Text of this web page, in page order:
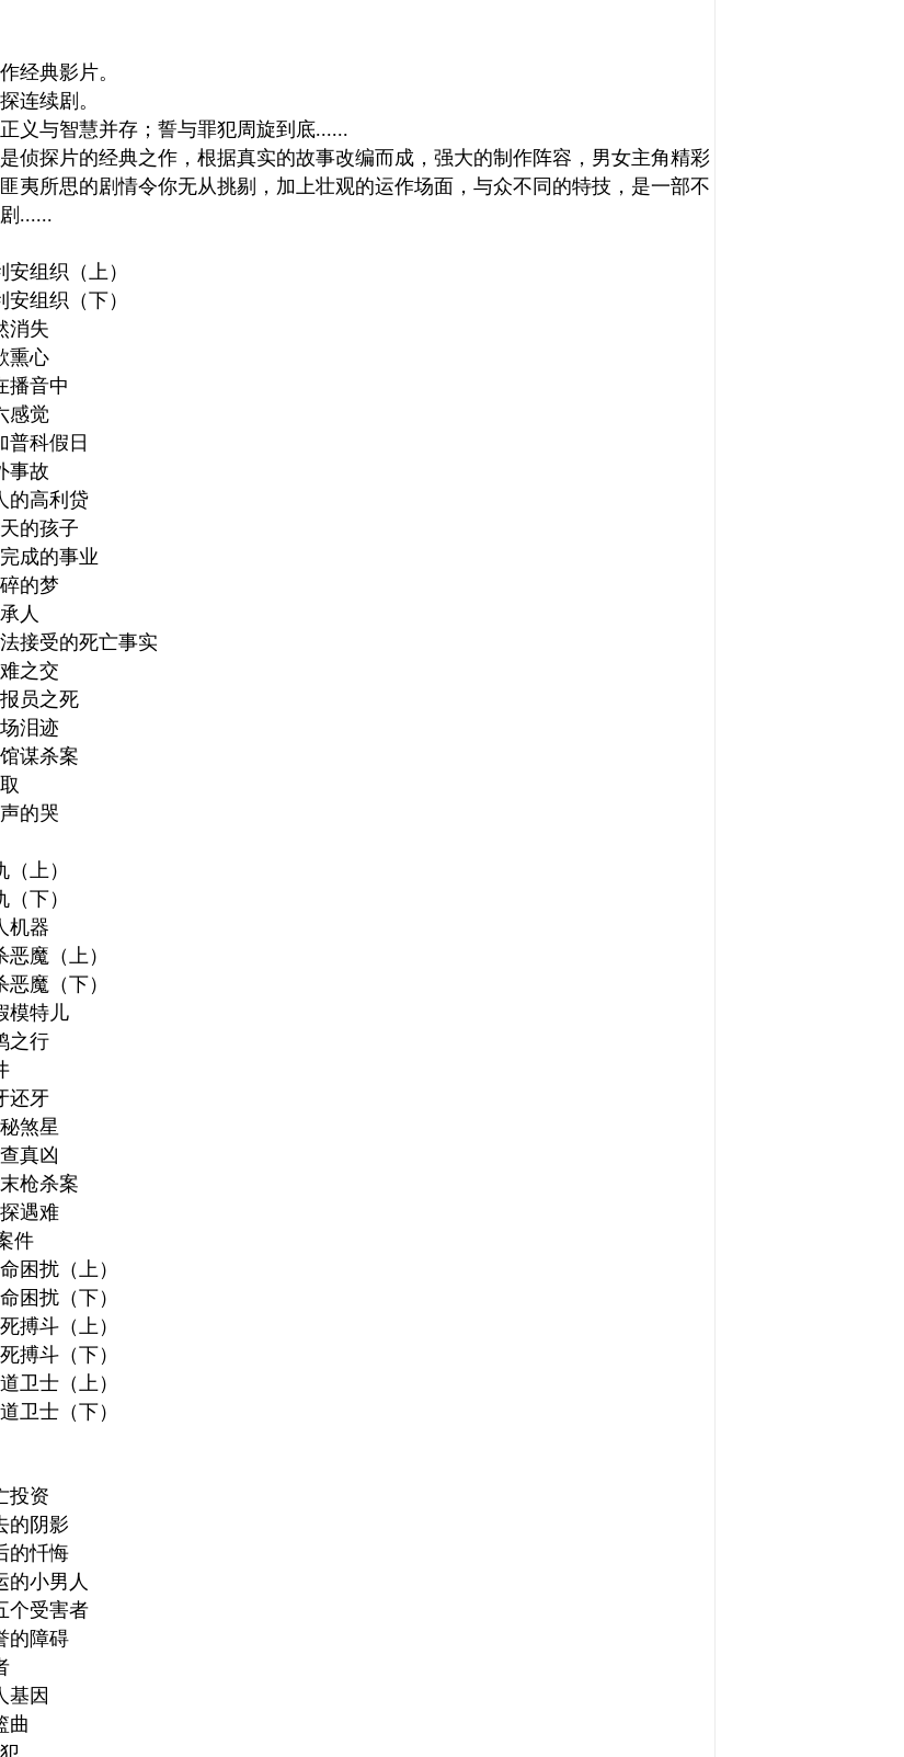
经典影片。
连续剧。
义与智慧并存；誓与罪犯周旋到底......
是侦探片的经典之作，根据真实的故事改编而成，强大的制作阵容，男女主角精彩
夷所思的剧情令你无从挑剔，加上壮观的运作场面，与众不同的特技，是一部不
......
组织（上）
组织（下）
失
心
音中
觉
科假日
故
高利贷
的孩子
的事业
的梦
人
受的死亡事实
之交
员之死
泪迹
谋杀案
的哭
上）
下）
器
魔（上）
魔（下）
特儿
行
牙
煞星
真凶
枪杀案
遇难
件
扰（上）
扰（下）
斗（上）
斗（下）
士（上）
士（下）
资
阴影
忏悔
小男人
受害者
障碍
因